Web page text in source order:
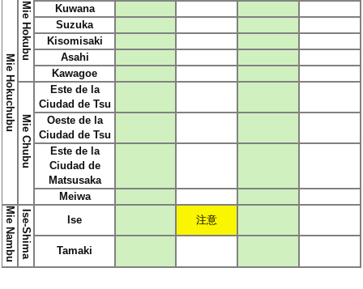
Mie Hokuchubu
Mie Hokubu
Kuwana
Suzuka
Kisomisaki
Asahi
Kawagoe
Mie Chubu
Este de la
Ciudad de Tsu
Oeste de la
Ciudad de Tsu
Este de la
Ciudad de
Matsusaka
Meiwa
Mie NambuIse-Shima Ise 注意
Tamaki